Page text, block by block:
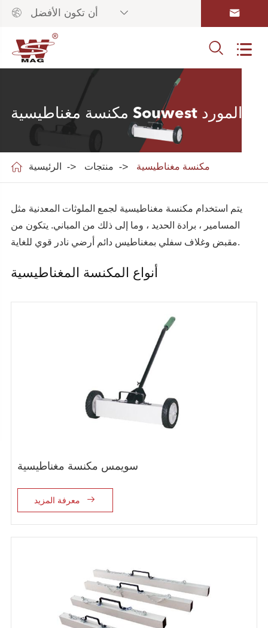
  
 
مكنسة مغناطيسية Souwest المورد
 الرئيسية منتجات مكنسة مغناطيسية
يتم استخدام مكنسة مغناطيسية لجمع الملوثات المعدنية مثل
المسامير ، برادة الحديد ، وما إلى ذلك من المباني. يتكون من
مقبض وغلاف سفلي بمغناطيس دائم أرضي نادر قوي للغاية.
أنواع المكنسة المغناطيسية
سويمس مكنسة مغناطيسية
